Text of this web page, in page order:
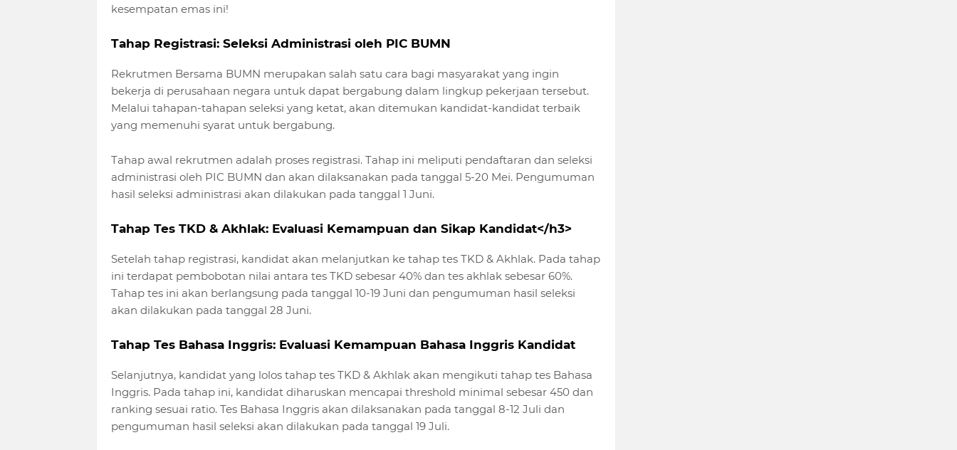
kesempatan emas ini!
Tahap Registrasi: Seleksi Administrasi oleh PIC BUMN
Rekrutmen Bersama BUMN merupakan salah satu cara bagi masyarakat yang ingin
bekerja di perusahaan negara untuk dapat bergabung dalam lingkup pekerjaan tersebut.
Melalui tahapan-tahapan seleksi yang ketat, akan ditemukan kandidat-kandidat terbaik
yang memenuhi syarat untuk bergabung.
Tahap awal rekrutmen adalah proses registrasi. Tahap ini meliputi pendaftaran dan seleksi
administrasi oleh PIC BUMN dan akan dilaksanakan pada tanggal 5-20 Mei. Pengumuman
hasil seleksi administrasi akan dilakukan pada tanggal 1 Juni.
Tahap Tes TKD & Akhlak: Evaluasi Kemampuan dan Sikap Kandidat</h3>
Setelah tahap registrasi, kandidat akan melanjutkan ke tahap tes TKD & Akhlak. Pada tahap
ini terdapat pembobotan nilai antara tes TKD sebesar 40% dan tes akhlak sebesar 60%.
Tahap tes ini akan berlangsung pada tanggal 10-19 Juni dan pengumuman hasil seleksi
akan dilakukan pada tanggal 28 Juni.
Tahap Tes Bahasa Inggris: Evaluasi Kemampuan Bahasa Inggris Kandidat
Selanjutnya, kandidat yang lolos tahap tes TKD & Akhlak akan mengikuti tahap tes Bahasa
Inggris. Pada tahap ini, kandidat diharuskan mencapai threshold minimal sebesar 450 dan
ranking sesuai ratio. Tes Bahasa Inggris akan dilaksanakan pada tanggal 8-12 Juli dan
pengumuman hasil seleksi akan dilakukan pada tanggal 19 Juli.